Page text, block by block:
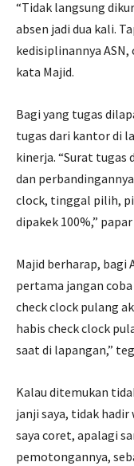
“Tidak langsung
absen jadi dua kali.
kedisiplinannya
kata Majid.
Bagi yang tugas
tugas dari kantor di
kinerja. “Surat tugas
dan
clock, tinggal pilih,
dipakek 100%,”
Majid berharap, bagi
pertama jangan
check clock pulang
habis check clock
saat di lapangan,”
Kalau ditemukan
janji saya, tidak
saya coret, apalagi
pemotongannya,